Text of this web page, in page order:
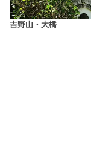
吉野山・大橋